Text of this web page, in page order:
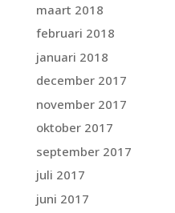
maart 2018
februari 2018
januari 2018
december 2017
november 2017
oktober 2017
september 2017
juli 2017
juni 2017